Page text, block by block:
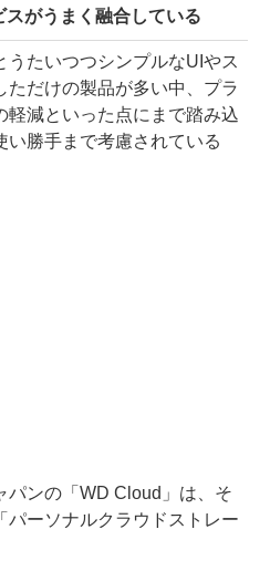
がうまく融合している
たいつつシンプルなUIやス
ただけの製品が多い中、プラ
軽減といった点にまで踏み込
い勝手まで考慮されている
ンの「WD Cloud」は、そ
パーソナルクラウドストレー